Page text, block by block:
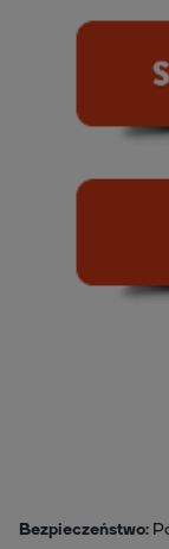
Bezpieczeństwo